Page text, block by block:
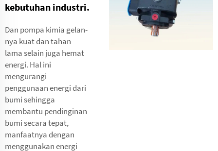
kebutuhan industri.
Dan pompa kimia gelan-
nya kuat dan tahan
lama selain juga hemat
energi. Hal ini
mengurangi
penggunaan energi dari
bumi sehingga
membantu pendinginan
bumi secara tepat,
manfaatnya dengan
menggunakan energi